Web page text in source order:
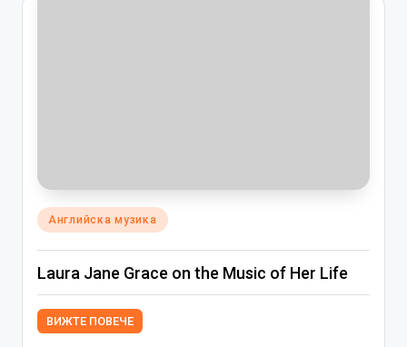
Posted
in
Английска музика
Laura Jane Grace on the Music of Her Life
ВИЖТЕ ПОВЕЧЕ